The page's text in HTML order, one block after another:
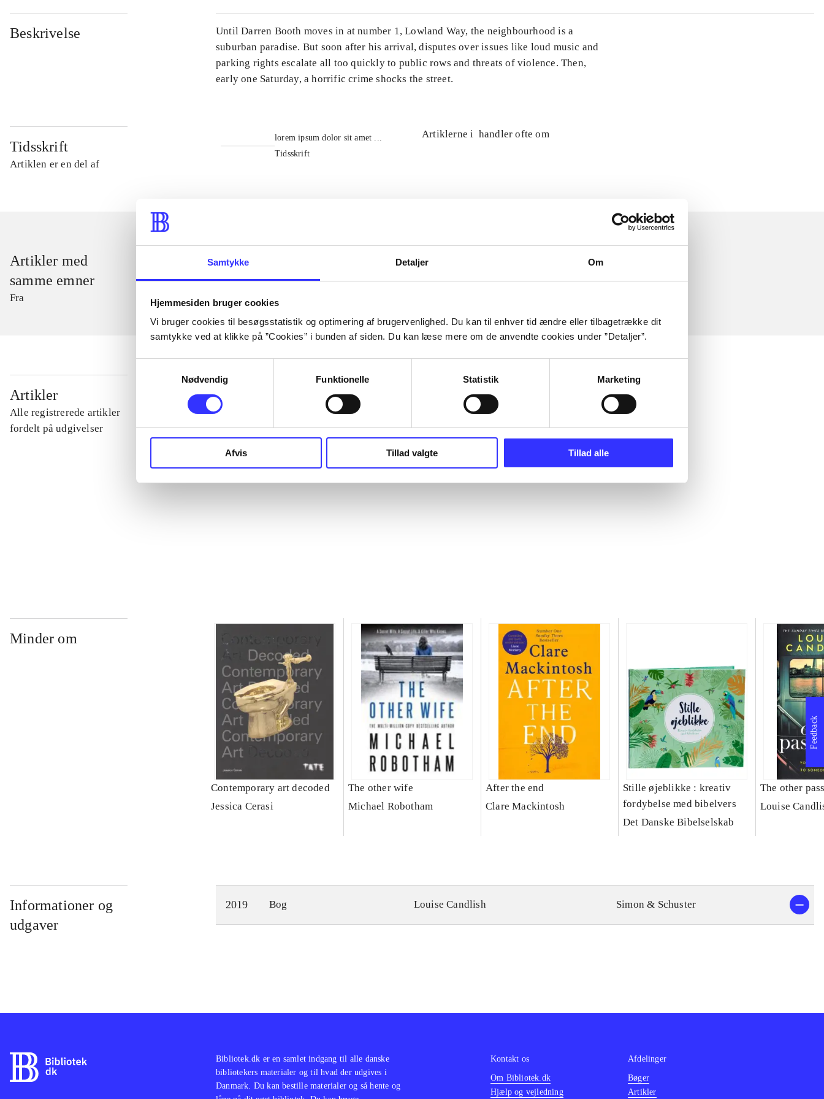
Samtykke Detaljer Om
Hjemmesiden bruger cookies
Vi bruger cookies til besøgsstatistik og optimering af brugervenlighed. Du kan til enhver tid ændre eller tilbagetrække dit
samtykke ved at klikke på ”Cookies” i bunden af siden. Du kan læse mere om de anvendte cookies under ”Detaljer”.
Nødvendig
Funktionelle Statistik Marketing
Afvis Tillad valgte Tillad alle
Beskrivelse
Until Darren Booth moves in at number 1, Lowland Way, the neighbourhood is a
suburban paradise. But soon after his arrival, disputes over issues like loud music and
parking rights escalate all too quickly to public rows and threats of violence. Then,
early one Saturday, a horrific crime shocks the street.
Tidsskrift
Artiklen er en del af
lorem ipsum dolor sit amet ...
Tidsskrift
Artiklerne i handler ofte om
Artikler med
samme emner
Fra
Artikler
Alle registrerede artikler
fordelt på udgivelser
...
...
...
Minder om
Contemporary art decoded
Jessica Cerasi
The other wife
Michael Robotham
After the end
Clare Mackintosh
Stille øjeblikke : kreativ
fordybelse med bibelvers
Det Danske Bibelselskab
The other
Louise
Informationer og
udgaver
2019 Bog Louise Candlish Simon & Schuster
Feedback
Bibliotek.dk er en samlet indgang til alle danske
bibliotekers materialer og til hvad der udgives i
Danmark. Du kan bestille materialer og så hente og
Kontakt os
Om Bibliotek.dk
Hjælp og vejledning
Afdelinger
Bøger
Artikler